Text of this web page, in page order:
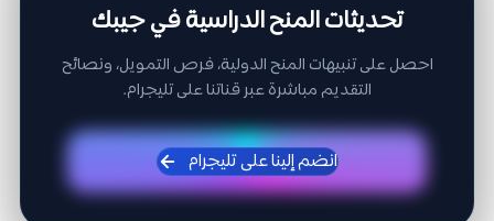
تحديثات المنح الدراسية في جيبك
احصل على تنبيهات المنح الدولية، فرص التمويل، ونصائح
التقديم مباشرة عبر قناتنا على تليجرام.
انضم إلينا على تليجرام